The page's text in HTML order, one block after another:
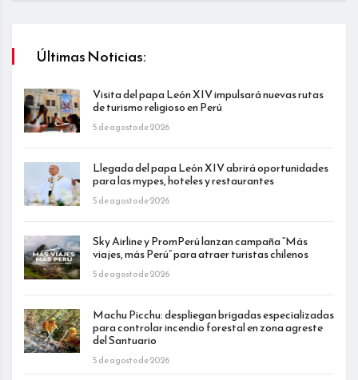
Últimas Noticias:
Visita del papa León XIV impulsará nuevas rutas
de turismo religioso en Perú
5 de agosto de 2026
Llegada del papa León XIV abrirá oportunidades
para las mypes, hoteles y restaurantes
5 de agosto de 2026
Sky Airline y PromPerú lanzan campaña “Más
viajes, más Perú” para atraer turistas chilenos
5 de agosto de 2026
Machu Picchu: despliegan brigadas especializadas
para controlar incendio forestal en zona agreste
del Santuario
5 de agosto de 2026